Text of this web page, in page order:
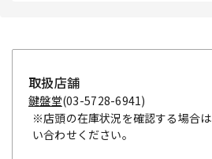
取扱店舗
鍵盤堂(03-5728-6941)
※店頭の在庫状況を確認する場合
い合わせください。